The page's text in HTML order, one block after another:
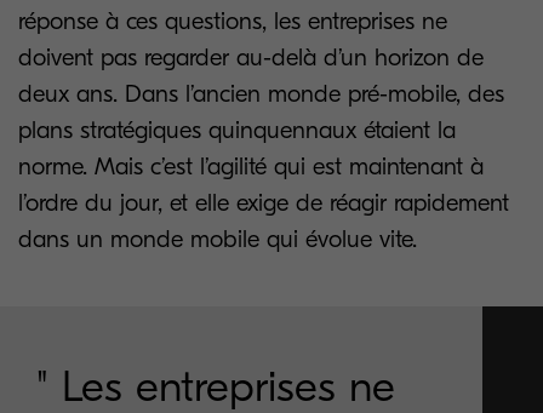
réponse à ces questions, les entreprises ne
doivent pas regarder au-delà d’un horizon de
deux ans. Dans l’ancien monde pré-mobile, des
plans stratégiques quinquennaux étaient la
norme. Mais c’est l’agilité qui est maintenant à
l’ordre du jour, et elle exige de réagir rapidement
dans un monde mobile qui évolue vite.
" Les entreprises ne